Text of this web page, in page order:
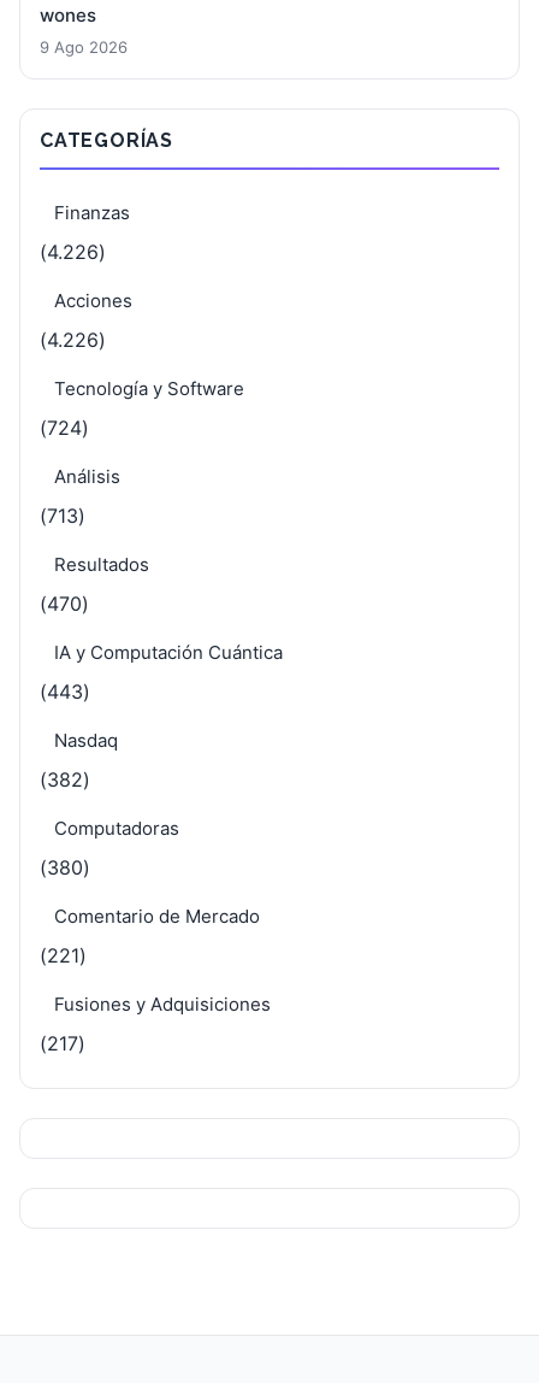
wones
9 Ago 2026
CATEGORÍAS
Finanzas
(4.226)
Acciones
(4.226)
Tecnología y Software
(724)
Análisis
(713)
Resultados
(470)
IA y Computación Cuántica
(443)
Nasdaq
(382)
Computadoras
(380)
Comentario de Mercado
(221)
Fusiones y Adquisiciones
(217)